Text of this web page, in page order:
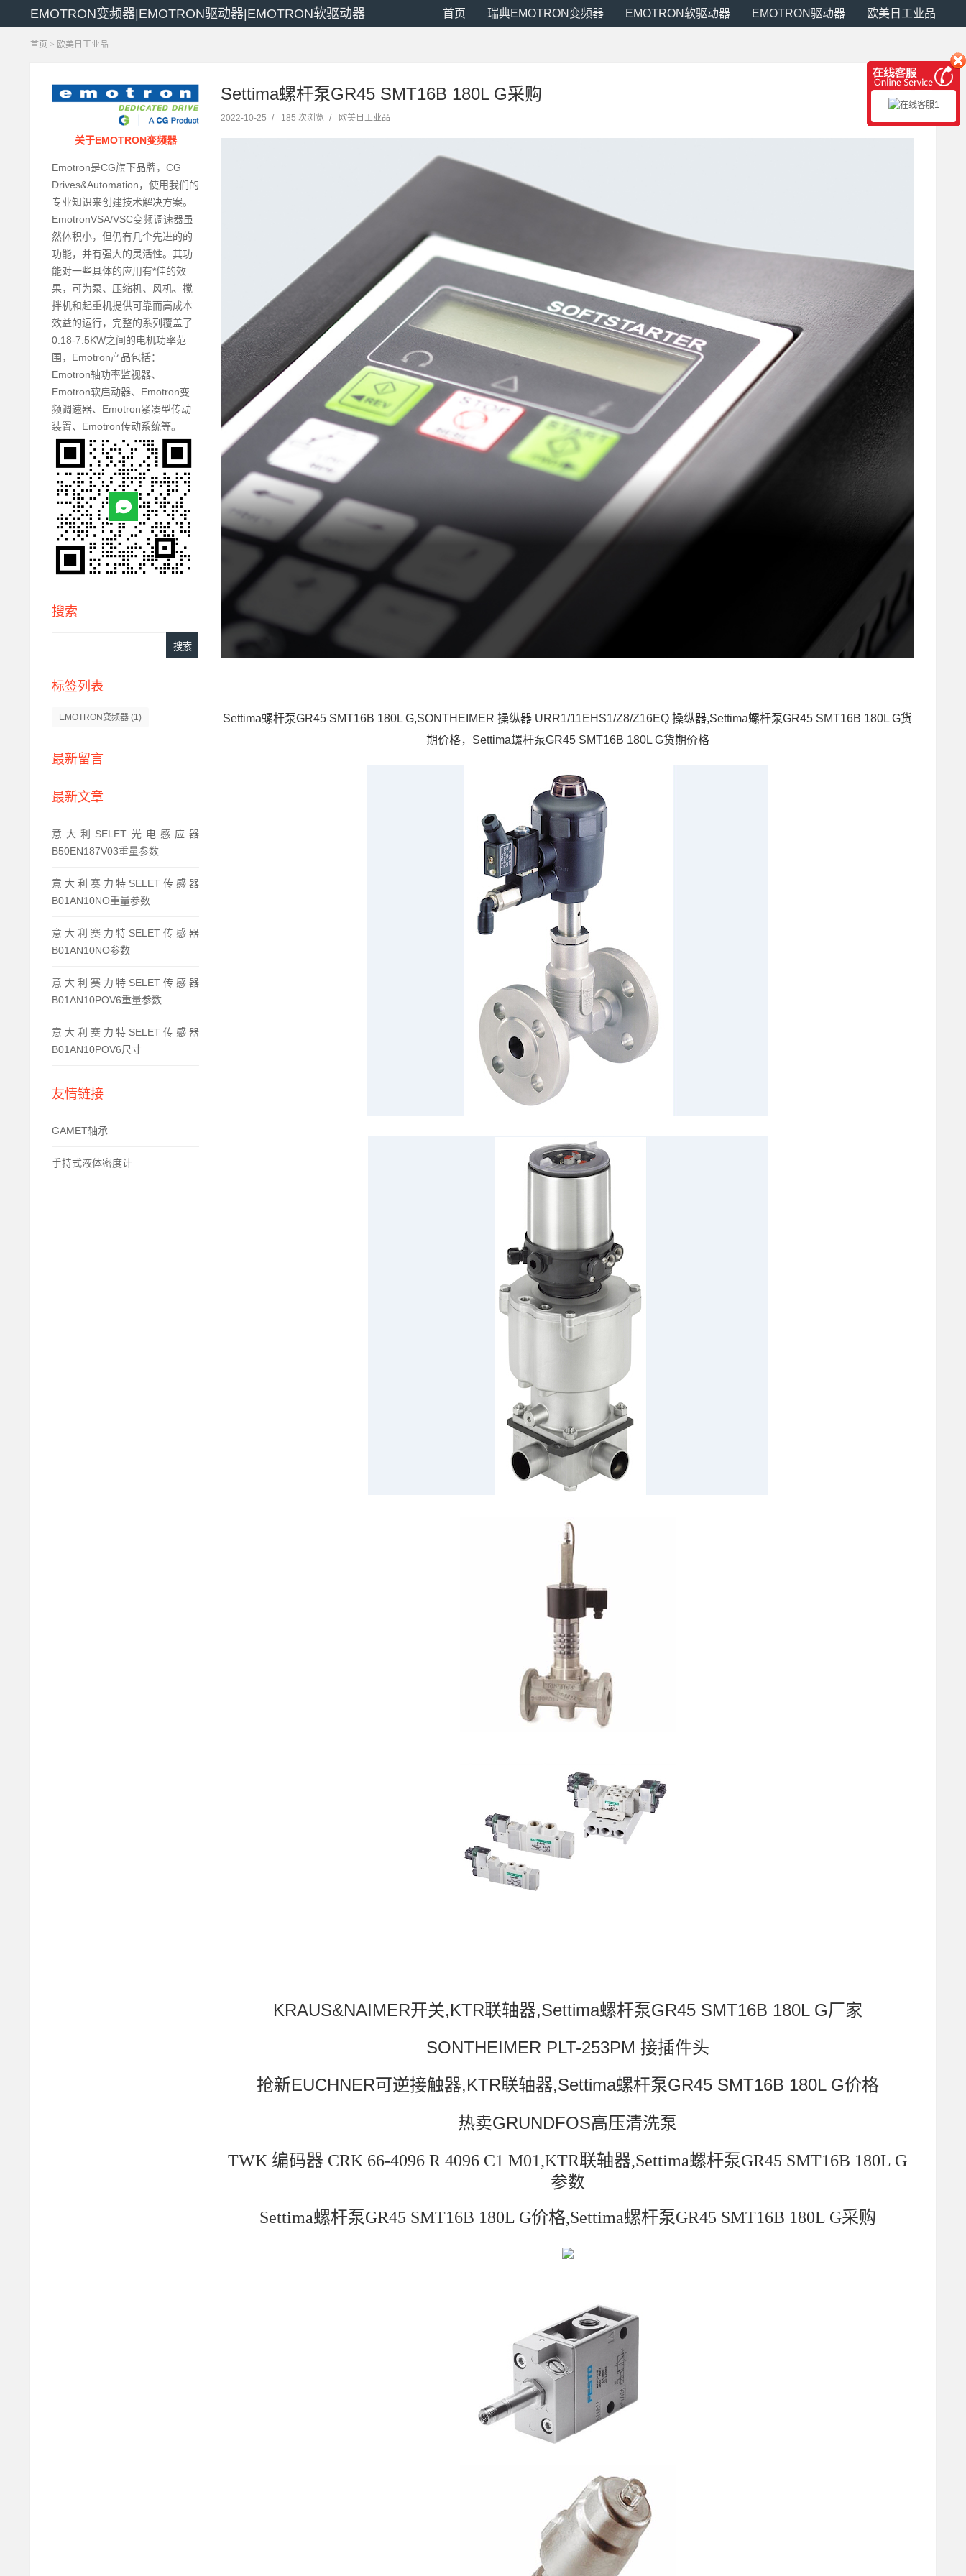
EMOTRON变频器|EMOTRON驱动器|EMOTRON软驱动器 首页 瑞典EMOTRON变频器 EMOTRON软驱动器 EMOTRON驱动器 欧美日工业品
首页 > 欧美日工业品
关于EMOTRON变频器
Emotron是CG旗下品牌，CG
Drives&Automation，使用我们的
专业知识来创建技术解决方案。
EmotronVSA/VSC变频调速器虽
然体积小，但仍有几个先进的的
功能，并有强大的灵活性。其功
能对一些具体的应用有*佳的效
果，可为泵、压缩机、风机、搅
拌机和起重机提供可靠而高成本
效益的运行，完整的系列覆盖了
0.18-7.5KW之间的电机功率范
围，Emotron产品包括：
Emotron轴功率监视器、
Emotron软启动器、Emotron变
频调速器、Emotron紧凑型传动
装置、Emotron传动系统等。
搜索
标签列表
EMOTRON变频器 (1)
最新留言
最新文章
意大利SELET光电感应器
B50EN187V03重量参数
意大利赛力特SELET传感器
B01AN10NO重量参数
意大利赛力特SELET传感器
B01AN10NO参数
意大利赛力特SELET传感器
B01AN10POV6重量参数
意大利赛力特SELET传感器
B01AN10POV6尺寸
友情链接
GAMET轴承
手持式液体密度计
Settima螺杆泵GR45 SMT16B 180L G采购
2022-10-25 / 185 次浏览 / 欧美日工业品
Settima螺杆泵GR45 SMT16B 180L G,SONTHEIMER 操纵器 URR1/11EHS1/Z8/Z16EQ 操纵器,Settima螺杆泵GR45 SMT16B 180L G货
期价格，Settima螺杆泵GR45 SMT16B 180L G货期价格
KRAUS&NAIMER开关,KTR联轴器,Settima螺杆泵GR45 SMT16B 180L G厂家
SONTHEIMER PLT-253PM 接插件头
抢新EUCHNER可逆接触器,KTR联轴器,Settima螺杆泵GR45 SMT16B 180L G价格
热卖GRUNDFOS高压清洗泵
TWK 编码器 CRK 66-4096 R 4096 C1 M01,KTR联轴器,Settima螺杆泵GR45 SMT16B 180L G
参数
Settima螺杆泵GR45 SMT16B 180L G价格,Settima螺杆泵GR45 SMT16B 180L G采购